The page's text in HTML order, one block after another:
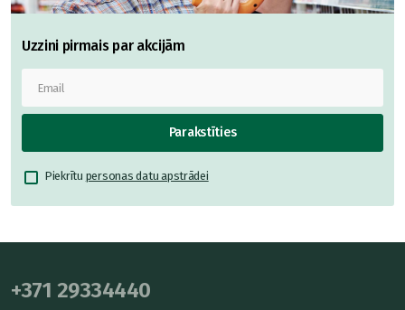
Uzzini pirmais par akcijām
Parakstīties
Piekrītu personas datu apstrādei
+371 29334440